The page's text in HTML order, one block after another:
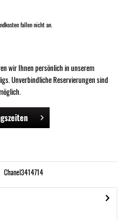
fallen nicht an.
wir Ihnen persönlich in unserem
Unverbindliche Reservierungen sind
Chanel3414714